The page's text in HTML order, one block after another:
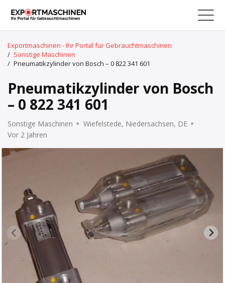
Exportmaschinen - Ihr Portal für Gebrauchtmaschinen
/ Sonstige Maschinen
/ Pneumatikzylinder von Bosch – 0 822 341 601
Pneumatikzylinder von Bosch
– 0 822 341 601
Sonstige Maschinen
Wiefelstede, Niedersachsen, DE
Vor 2 Jahren